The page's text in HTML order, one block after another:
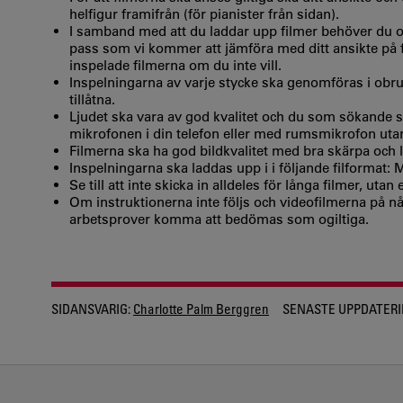
helfigur framifrån (för pianister från sidan).
I samband med att du laddar upp filmer behöver
pass som vi kommer att jämföra med ditt ansikte på
inspelade filmerna om du inte vill.
Inspelningarna av varje stycke ska genomföras i
tillåtna.
Ljudet ska vara av god kvalitet och du som
mikrofonen i din telefon eller med rumsmikrofon
Filmerna ska ha god bildkvalitet med bra skärpa och
Inspelningarna ska laddas upp i i följande filformat:
Se till att inte skicka in alldeles för långa filmer,
Om instruktionerna inte följs och videofilmerna på
arbetsprover komma att bedömas som ogiltiga.
SIDANSVARIG: Charlotte Palm Berggren SENASTE